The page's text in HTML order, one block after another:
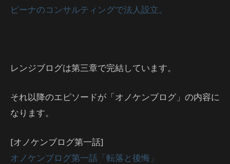
ピーナのコンサルティングで法人設立。
レンジブログは第三章で完結しています。
それ以降のエピソードが「オノケンブログ」の内容に
なります。
[オノケンブログ第一話]
オノケンブログ第一話「転落と後悔」